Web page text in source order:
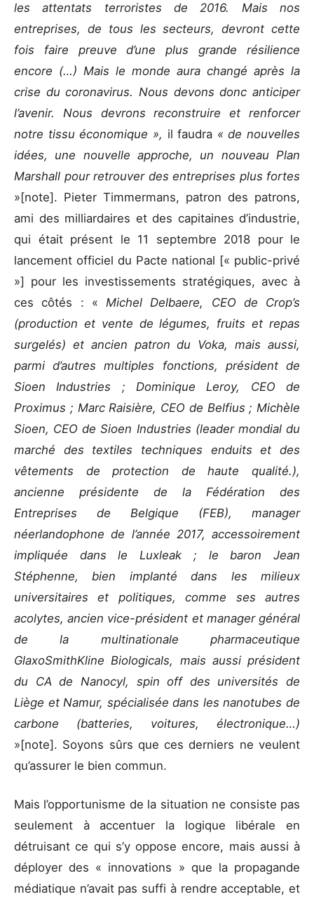
les attentats terroristes de 2016. Mais nos
entreprises, de tous les secteurs, devront cette
fois faire preuve d’une plus grande résilience
encore (…) Mais le monde aura changé après la
crise du coronavirus. Nous devons donc anticiper
l’avenir. Nous devrons reconstruire et renforcer
notre tissu économique », il faudra « de nouvelles
idées, une nouvelle approche, un nouveau Plan
Marshall pour retrouver des entreprises plus fortes
»[note]. Pieter Timmermans, patron des patrons,
ami des milliardaires et des capitaines d’industrie,
qui était présent le 11 septembre 2018 pour le
lancement officiel du Pacte national [« public-privé
»] pour les investissements stratégiques, avec à
ces côtés : « Michel Delbaere, CEO de Crop’s
(production et vente de légumes, fruits et repas
surgelés) et ancien patron du Voka, mais aussi,
parmi d’autres multiples fonctions, président de
Sioen Industries ; Dominique Leroy, CEO de
Proximus ; Marc Raisière, CEO de Belfius ; Michèle
Sioen, CEO de Sioen Industries (leader mondial du
marché des textiles techniques enduits et des
vêtements de protection de haute qualité.),
ancienne présidente de la Fédération des
Entreprises de Belgique (FEB), manager
néerlandophone de l’année 2017, accessoirement
impliquée dans le Luxleak ; le baron Jean
Stéphenne, bien implanté dans les milieux
universitaires et politiques, comme ses autres
acolytes, ancien vice-président et manager général
de la multinationale pharmaceutique
GlaxoSmithKline Biologicals, mais aussi président
du CA de Nanocyl, spin off des universités de
Liège et Namur, spécialisée dans les nanotubes de
carbone (batteries, voitures, électronique…)
»[note]. Soyons sûrs que ces derniers ne veulent
qu’assurer le bien commun.
Mais l’opportunisme de la situation ne consiste pas
seulement à accentuer la logique libérale en
détruisant ce qui s’y oppose encore, mais aussi à
déployer des « innovations » que la propagande
médiatique n’avait pas suffi à rendre acceptable, et